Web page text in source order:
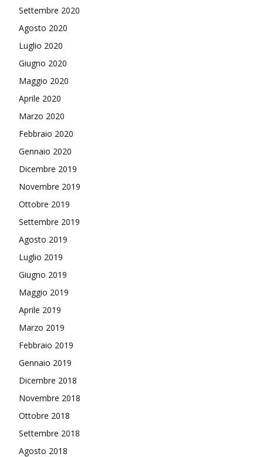
Settembre 2020
Agosto 2020
Luglio 2020
Giugno 2020
Maggio 2020
Aprile 2020
Marzo 2020
Febbraio 2020
Gennaio 2020
Dicembre 2019
Novembre 2019
Ottobre 2019
Settembre 2019
Agosto 2019
Luglio 2019
Giugno 2019
Maggio 2019
Aprile 2019
Marzo 2019
Febbraio 2019
Gennaio 2019
Dicembre 2018
Novembre 2018
Ottobre 2018
Settembre 2018
Agosto 2018